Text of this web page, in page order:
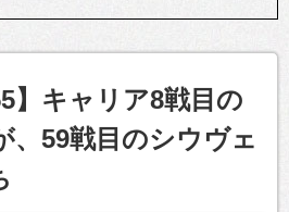
】キャリア8戦目の
、59戦目のシウヴェ